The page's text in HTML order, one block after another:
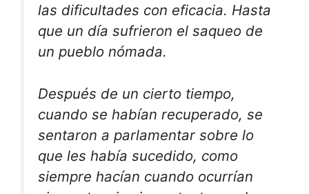
las dificultades con eficacia. Hasta
que un día sufrieron el saqueo de
un pueblo nómada.
Después de un cierto tiempo,
cuando se habían recuperado, se
sentaron a parlamentar sobre lo
que les había sucedido, como
siempre hacían cuando ocurrían